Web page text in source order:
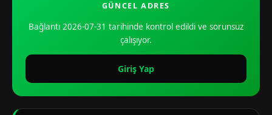
GÜNCEL ADRES
Bağlantı 2026-07-31 tarihinde kontrol edildi ve sorunsuz
çalışıyor.
Giriş Yap